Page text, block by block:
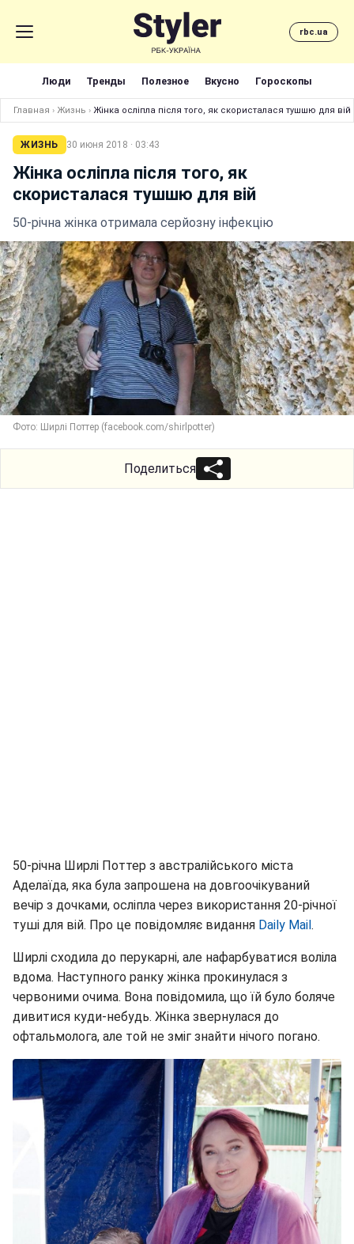
rbc.ua
Люди Тренды Полезное Вкусно Гороскопы
Главная › Жизнь › Жінка осліпла після того, як скористалася тушшю для вій
ЖИЗНЬ 30 июня 2018 · 03:43
Жінка осліпла після того, як
скористалася тушшю для вій
50-річна жінка отримала серйозну інфекцію
Фото: Ширлі Поттер (facebook.com/shirlpotter)
Поделиться
50-річна Ширлі Поттер з австралійського міста
Аделаїда, яка була запрошена на довгоочікуваний
вечір з дочками, осліпла через використання 20-річної
туші для вій. Про це повідомляє видання Daily Mail.
Ширлі сходила до перукарні, але нафарбуватися воліла
вдома. Наступного ранку жінка прокинулася з
червоними очима. Вона повідомила, що їй було боляче
дивитися куди-небудь. Жінка звернулася до
офтальмолога, але той не зміг знайти нічого погано.